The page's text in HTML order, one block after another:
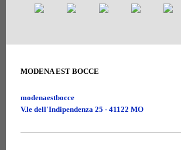
MODENA EST BOCCE
modenaestbocce
V.le dell'Indipendenza 25 - 41122 MO